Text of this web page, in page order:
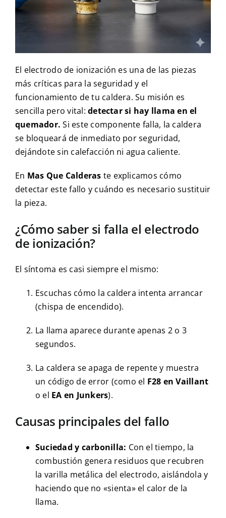
El electrodo de ionización es una de las piezas
más críticas para la seguridad y el
funcionamiento de tu caldera. Su misión es
sencilla pero vital:detectar si hay llama en el
quemador. Si este componente falla, la caldera
se bloqueará de inmediato por seguridad,
dejándote sin calefacción ni agua caliente.
En Mas Que Calderas te explicamos cómo
detectar este fallo y cuándo es necesario sustituir
la pieza.
¿Cómo saber si falla el electrodo
de ionización?
El síntoma es casi siempre el mismo:
Escuchas cómo la caldera intenta arrancar
(chispa de encendido).
La llama aparece durante apenas 2 o 3
segundos.
La caldera se apaga de repente y muestra
un código de error (como el F28 en Vaillant
o el EA en Junkers).
Causas principales del fallo
Suciedad y carbonilla: Con el tiempo, la
combustión genera residuos que recubren
la varilla metálica del electrodo, aislándola y
haciendo que no «sienta» el calor de la
llama.